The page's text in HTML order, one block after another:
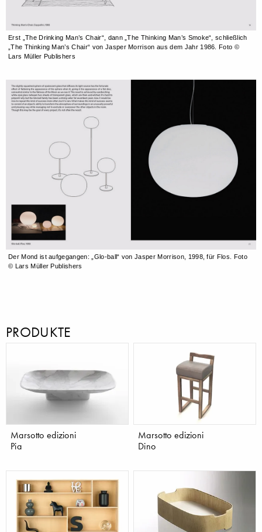
Erst „The Drinking Man’s Chair“, dann „The Thinking Man’s Smoke“, schließlich
„The Thinking Man’s Chair“ von Jasper Morrison aus dem Jahr 1986. Foto ©
Lars Müller Publishers
Der Mond ist aufgegangen: „Glo-ball“ von Jasper Morrison, 1998, für Flos. Foto
© Lars Müller Publishers
PRODUKTE
Marsotto edizioni
Pia
Marsotto edizioni
Dino